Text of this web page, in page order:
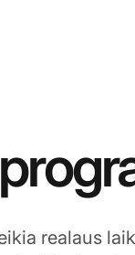
realaus